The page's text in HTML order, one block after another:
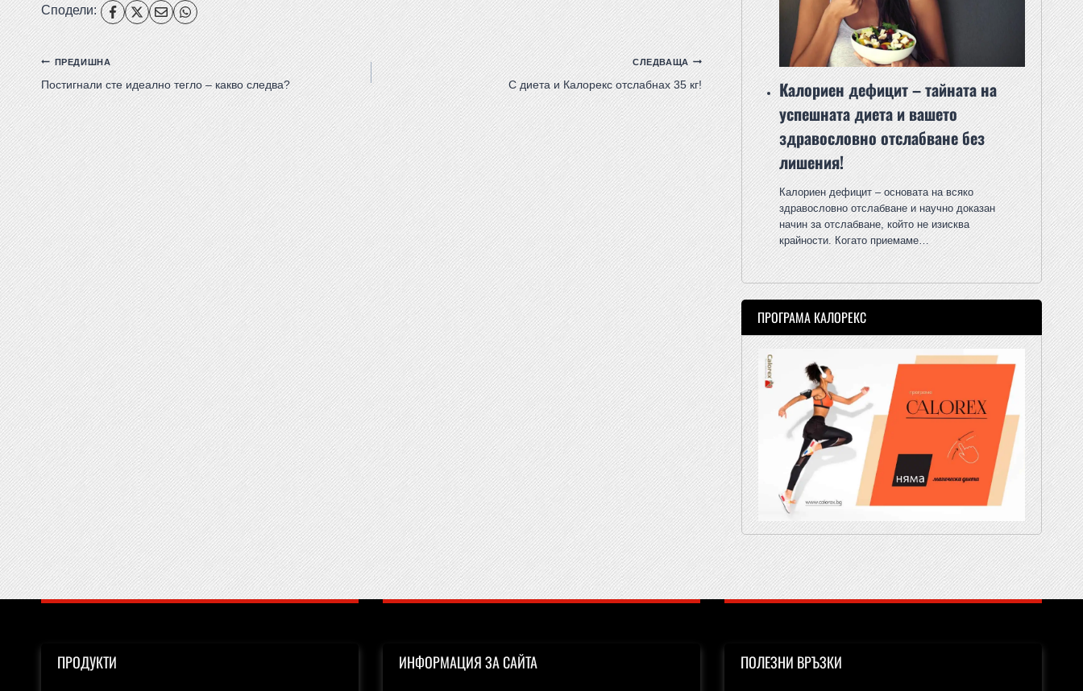
Сподели:
ПРЕДИШНА
Постигнали сте идеално тегло – какво следва?
СЛЕДВАЩА
С диета и Калорекс отслабнах 35 кг!
Калориен дефицит – тайната на
успешната диета и вашето
здравословно отслабване без
лишения!
Калориен дефицит – основата на всяко
здравословно отслабване и научно доказан
начин за отслабване, който не изисква
крайности. Когато приемаме…
ПРОГРАМА КАЛОРЕКС
ПРОДУКТИ ИНФОРМАЦИЯ ЗА САЙТА ПОЛЕЗНИ ВРЪЗКИ